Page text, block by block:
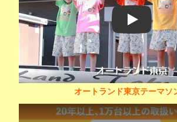
Play
オートランド東京テーマソ